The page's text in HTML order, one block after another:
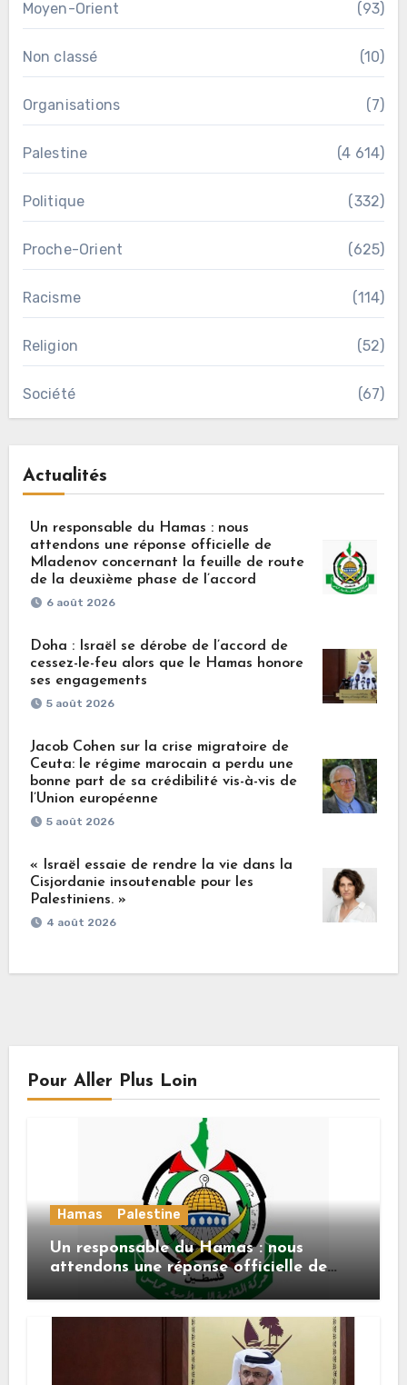
Moyen-Orient (93)
Non classé (10)
Organisations (7)
Palestine (4 614)
Politique (332)
Proche-Orient (625)
Racisme (114)
Religion (52)
Société (67)
Actualités
Un responsable du Hamas : nous
attendons une réponse officielle de
Mladenov concernant la feuille de route
de la deuxième phase de l’accord
6 août 2026
Doha : Israël se dérobe de l’accord de
cessez-le-feu alors que le Hamas honore
ses engagements
5 août 2026
Jacob Cohen sur la crise migratoire de
Ceuta: le régime marocain a perdu une
bonne part de sa crédibilité vis-à-vis de
l’Union européenne
5 août 2026
« Israël essaie de rendre la vie dans la
Cisjordanie insoutenable pour les
Palestiniens. »
4 août 2026
Pour Aller Plus Loin
Hamas Palestine
Un responsable du Hamas : nous
attendons une réponse officielle de
Mladenov concernant la feuille de
route de la deuxième phase de l’accord